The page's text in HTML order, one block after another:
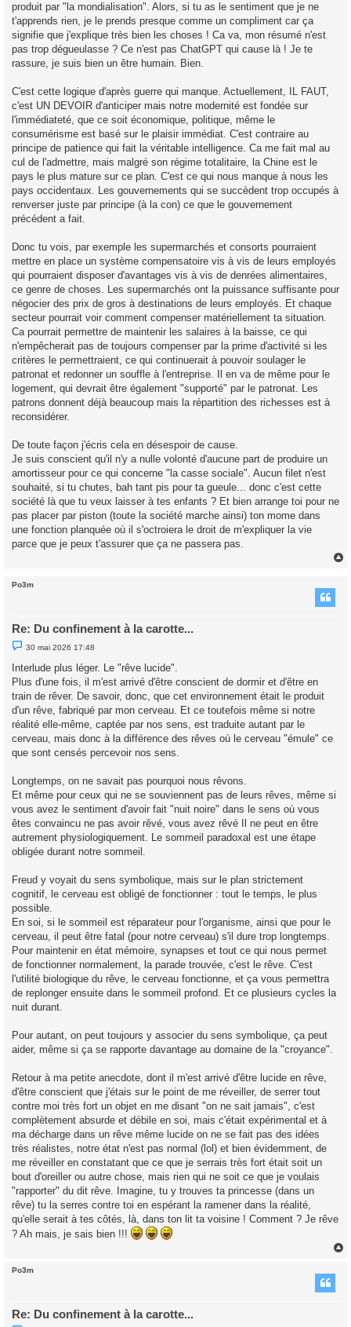
produit par "la mondialisation". Alors, si tu as le sentiment que je ne
t'apprends rien, je le prends presque comme un compliment car ça
signifie que j'explique très bien les choses ! Ca va, mon résumé n'est
pas trop dégueulasse ? Ce n'est pas ChatGPT qui cause là ! Je te
rassure, je suis bien un être humain. Bien.
C'est cette logique d'après guerre qui manque. Actuellement, IL FAUT,
c'est UN DEVOIR d'anticiper mais notre modernité est fondée sur
l'immédiateté, que ce soit économique, politique, même le
consumérisme est basé sur le plaisir immédiat. C'est contraire au
principe de patience qui fait la véritable intelligence. Ca me fait mal au
cul de l'admettre, mais malgré son régime totalitaire, la Chine est le
pays le plus mature sur ce plan. C'est ce qui nous manque à nous les
pays occidentaux. Les gouvernements qui se succèdent trop occupés à
renverser juste par principe (à la con) ce que le gouvernement
précédent a fait.
Donc tu vois, par exemple les supermarchés et consorts pourraient
mettre en place un système compensatoire vis à vis de leurs employés
qui pourraient disposer d'avantages vis à vis de denrées alimentaires,
ce genre de choses. Les supermarchés ont la puissance suffisante pour
négocier des prix de gros à destinations de leurs employés. Et chaque
secteur pourrait voir comment compenser matériellement ta situation.
Ca pourrait permettre de maintenir les salaires à la baisse, ce qui
n'empêcherait pas de toujours compenser par la prime d'activité si les
critères le permettraient, ce qui continuerait à pouvoir soulager le
patronat et redonner un souffle à l'entreprise. Il en va de même pour le
logement, qui devrait être également "supporté" par le patronat. Les
patrons donnent déjà beaucoup mais la répartition des richesses est à
reconsidérer.
De toute façon j'écris cela en désespoir de cause.
Je suis conscient qu'il n'y a nulle volonté d'aucune part de produire un
amortisseur pour ce qui concerne "la casse sociale". Aucun filet n'est
souhaité, si tu chutes, bah tant pis pour ta gueule... donc c'est cette
société là que tu veux laisser à tes enfants ? Et bien arrange toi pour ne
pas placer par piston (toute la société marche ainsi) ton mome dans
une fonction planquée où il s'octroiera le droit de m'expliquer la vie
parce que je peux t'assurer que ça ne passera pas.
Po3m
Re: Du confinement à la carotte...
M
e
s
a
g
e
n
o
n
l
30 mai 2026 17:48
Interlude plus léger. Le "rêve lucide".
Plus d'une fois, il m'est arrivé d'être conscient de dormir et d'être en
train de rêver. De savoir, donc, que cet environnement était le produit
d'un rêve, fabriqué par mon cerveau. Et ce toutefois même si notre
réalité elle-même, captée par nos sens, est traduite autant par le
cerveau, mais donc à la différence des rêves où le cerveau "émule" ce
que sont censés percevoir nos sens.
Longtemps, on ne savait pas pourquoi nous rêvons.
Et même pour ceux qui ne se souviennent pas de leurs rêves, même si
vous avez le sentiment d'avoir fait "nuit noire" dans le sens où vous
êtes convaincu ne pas avoir rêvé, vous avez rêvé Il ne peut en être
autrement physiologiquement. Le sommeil paradoxal est une étape
obligée durant notre sommeil.
Freud y voyait du sens symbolique, mais sur le plan strictement
cognitif, le cerveau est obligé de fonctionner : tout le temps, le plus
possible.
En soi, si le sommeil est réparateur pour l'organisme, ainsi que pour le
cerveau, il peut être fatal (pour notre cerveau) s'il dure trop longtemps.
Pour maintenir en état mémoire, synapses et tout ce qui nous permet
de fonctionner normalement, la parade trouvée, c'est le rêve. C'est
l'utilité biologique du rêve, le cerveau fonctionne, et ça vous permettra
de replonger ensuite dans le sommeil profond. Et ce plusieurs cycles la
nuit durant.
Pour autant, on peut toujours y associer du sens symbolique, ça peut
aider, même si ça se rapporte davantage au domaine de la "croyance".
Retour à ma petite anecdote, dont il m'est arrivé d'être lucide en rêve,
d'être conscient que j'étais sur le point de me réveiller, de serrer tout
contre moi très fort un objet en me disant "on ne sait jamais", c'est
complètement absurde et débile en soi, mais c'était expérimental et à
ma décharge dans un rêve même lucide on ne se fait pas des idées
très réalistes, notre état n'est pas normal (lol) et bien évidemment, de
me réveiller en constatant que ce que je serrais très fort était soit un
bout d'oreiller ou autre chose, mais rien qui ne soit ce que je voulais
"rapporter" du dit rêve. Imagine, tu y trouves ta princesse (dans un
rêve) tu la serres contre toi en espérant la ramener dans la réalité,
qu'elle serait à tes côtés, là, dans ton lit ta voisine ! Comment ? Je rêve
? Ah mais, je sais bien !!!
Po3m
Re: Du confinement à la carotte...